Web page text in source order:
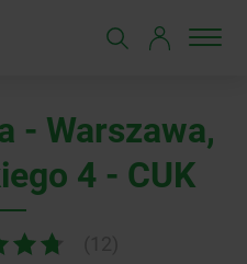
- Warszawa,
4 - CUK